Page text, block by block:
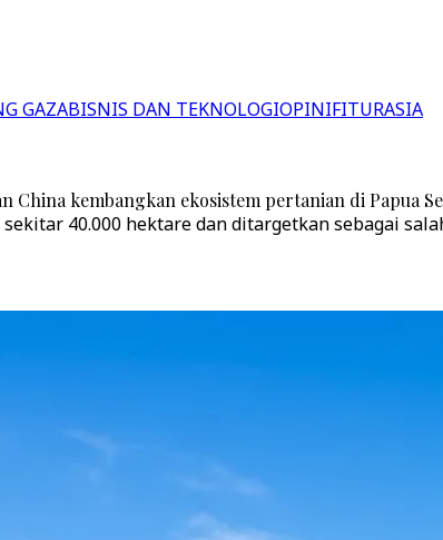
GAZABISNIS DAN TEKNOLOGIOPINIFITURASIA
China kembangkan ekosistem pertanian di Papua
40.000 hektare dan ditargetkan sebagai